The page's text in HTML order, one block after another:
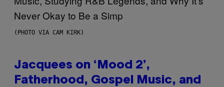
(PHOTO VIA CAM KIRK)
Jacquees on ‘Mood 2’,
Fatherhood, Gospel Music, and